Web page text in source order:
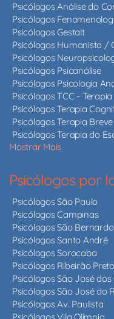
Psicólogos Análise do
Psicólogos
Psicólogos Gestalt
Psicólogos Humanista /
Psicólogos
Psicólogos Psicanálise
Psicólogos Psicologia
Psicólogos TCC -
Psicólogos Terapia
Psicólogos Terapia Breve
Psicólogos Terapia do
Mostrar Mais
Psicólogos por
Psicólogos São Paulo
Psicólogos Campinas
Psicólogos São
Psicólogos Santo André
Psicólogos Sorocaba
Psicólogos Ribeirão Preto
Psicólogos São José
Psicólogos São José do
Psicólogos Av. Paulista